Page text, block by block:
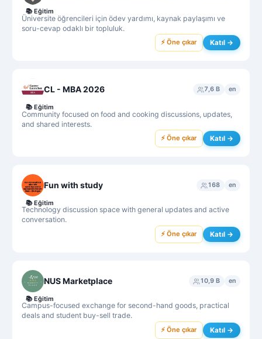
Üniversite öğrencileri için ödev yardımı, kaynak paylaşımı ve
soru-cevap odaklı bir topluluk.
📚 Eğitim
⚡ Öne çıkar Katıl →
CL - MBA 2026 7,6 B en
Community focused on food and cooking discussions, updates,
and shared interests.
📚 Eğitim
⚡ Öne çıkar Katıl →
Fun with study 168 en
Technology discussion space with general updates and active
conversation.
📚 Eğitim
⚡ Öne çıkar Katıl →
NUS Marketplace 10,9 B en
Campus-focused exchange for second-hand goods, practical
deals and student buy-sell trade.
📚 Eğitim
⚡ Öne çıkar Katıl →